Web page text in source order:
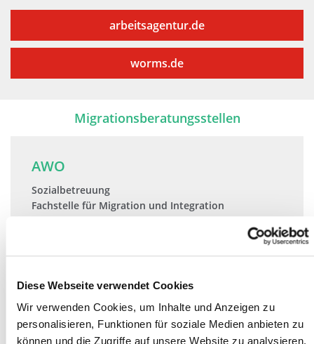
Diese Webseite verwendet Cookies
Wir verwenden Cookies, um Inhalte und Anzeigen zu
personalisieren, Funktionen für soziale Medien anbieten zu
können und die Zugriffe auf unsere Website zu analysieren.
arbeitsagentur.de
worms.de
Migrationsberatungsstellen
AWO
Sozialbetreuung
Fachstelle für Migration und Integration
06241 - 54729
Telefon